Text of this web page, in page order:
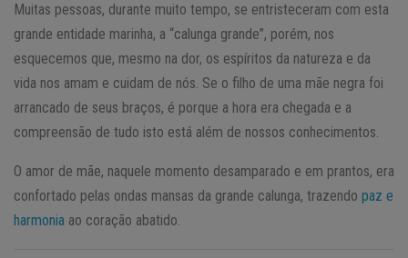
Muitas pessoas, durante muito tempo, se entristeceram com esta
grande entidade marinha, a “calunga grande”, porém, nos
esquecemos que, mesmo na dor, os espíritos da natureza e da
vida nos amam e cuidam de nós. Se o filho de uma mãe negra foi
arrancado de seus braços, é porque a hora era chegada e a
compreensão de tudo isto está além de nossos conhecimentos.
O amor de mãe, naquele momento desamparado e em prantos, era
confortado pelas ondas mansas da grande calunga, trazendo paz e
harmonia ao coração abatido.